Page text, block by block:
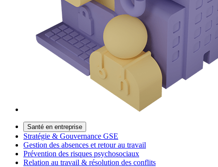
Santé en entreprise
Stratégie & Gouvernance GSE
Gestion des absences et retour au travail
Prévention des risques psychosociaux
Relation au travail & résolution des conflits